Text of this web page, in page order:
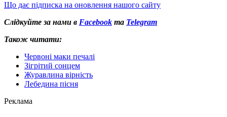
Що дає підписка на оновлення нашого сайту
Слідкуйте за нами в Facebook та Telegram
Також читати:
Червоні маки печалі
Зігрітий сонцем
Журавлина вірність
Лебедина пісня
Реклама